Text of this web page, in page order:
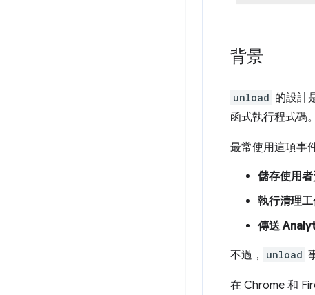
背景
unload 的設計
函式執行程式碼。
最常使用這項事
儲存使用
執行清理
傳送
不過， unload
在 Chrome 和